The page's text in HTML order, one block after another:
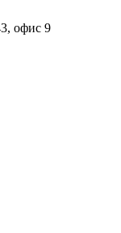
офис 9